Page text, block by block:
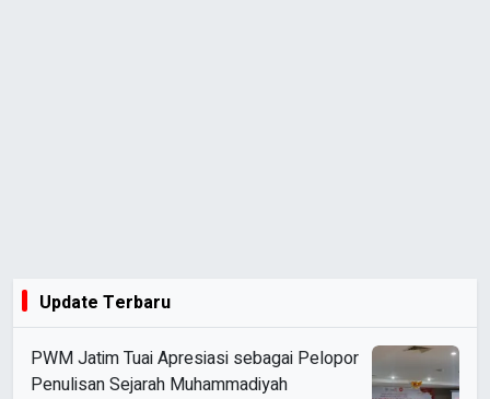
Update Terbaru
PWM Jatim Tuai Apresiasi sebagai Pelopor
Penulisan Sejarah Muhammadiyah